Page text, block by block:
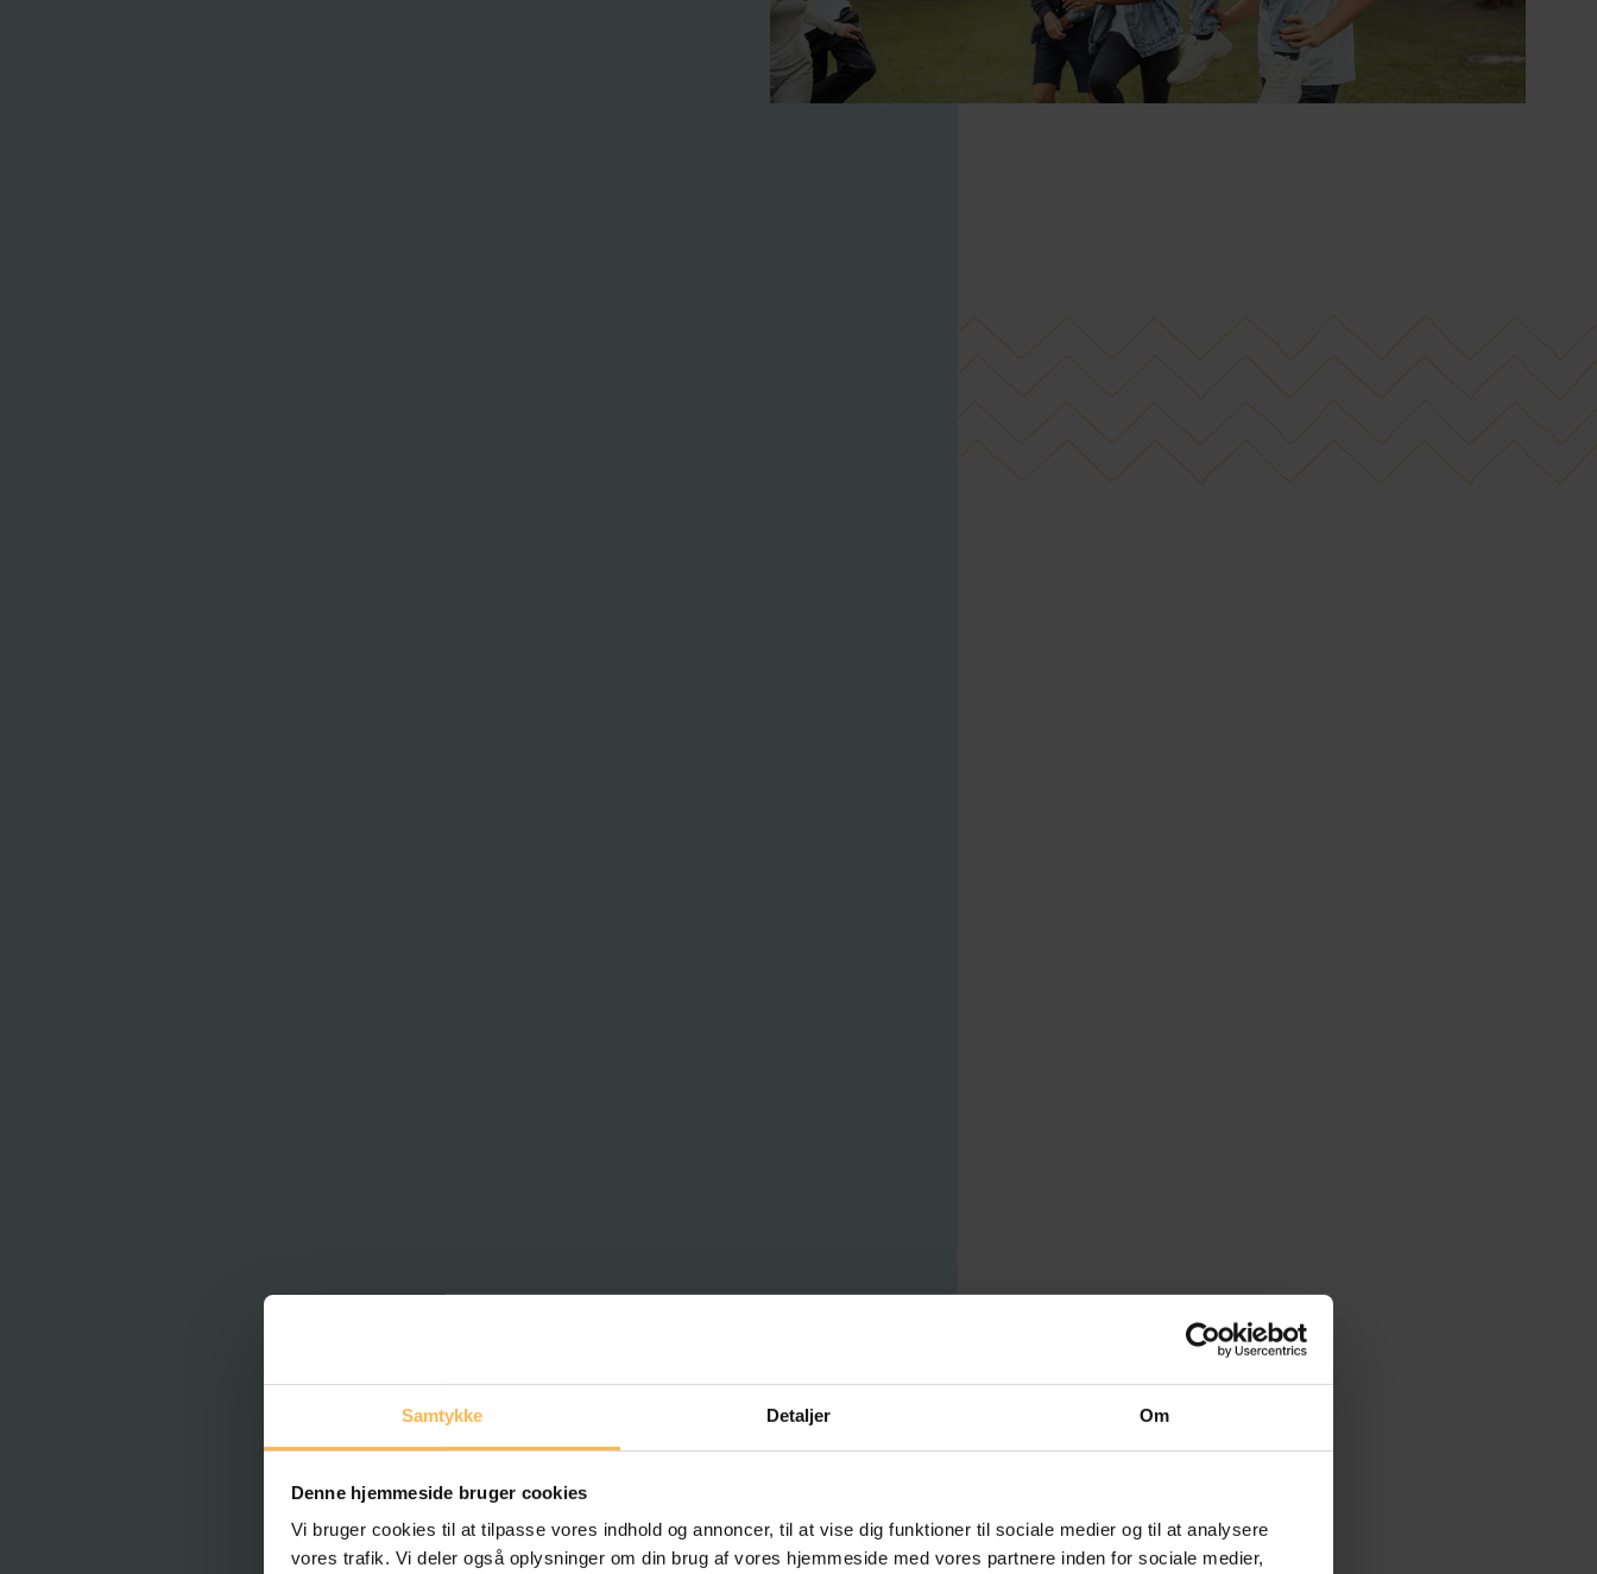
Samtykke Detaljer Om
Denne hjemmeside bruger cookies
Vi bruger cookies til at tilpasse vores indhold og annoncer, til at vise dig funktioner til sociale medier og til at analysere
vores trafik. Vi deler også oplysninger om din brug af vores hjemmeside med vores partnere inden for sociale medier,